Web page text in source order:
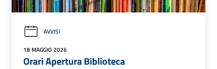
AVVISI
18 MAGGIO 2026
Orari Apertura Biblioteca